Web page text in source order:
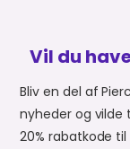
på dit
univers,
på e-mail, så
køb 💞